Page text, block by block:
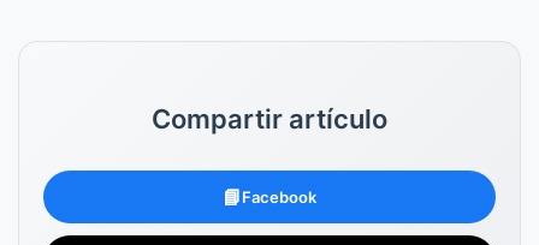
Compartir artículo
📘Facebook